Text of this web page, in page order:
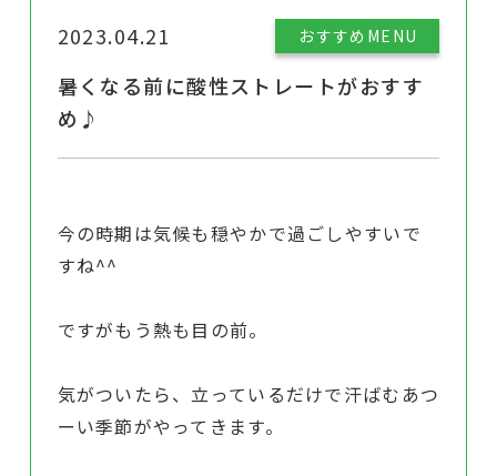
2023.04.21 おすすめMENU
暑くなる前に酸性ストレートがおすす
め♪
今の時期は気候も穏やかで過ごしやすいで
すね^^
ですがもう熱も目の前。
気がついたら、立っているだけで汗ばむあつ
ーい季節がやってきます。